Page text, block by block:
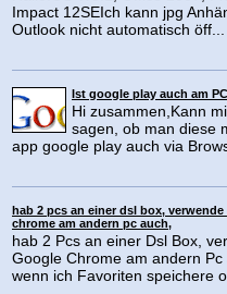
Impact 12SEIch kann jpg
Outlook nicht automatisch öff...
Ist google play auch am
Hi zusammen,Kann
sagen, ob man diese
app google play auch via
hab 2 pcs an einer dsl box,
chrome am andern pc auch,
hab 2 Pcs an einer Dsl Box,
Google Chrome am andern Pc
wenn ich Favoriten speichere